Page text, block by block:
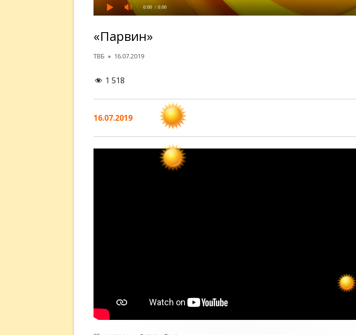
0:00 / 0:00
«Парвин»
Автор
ТВБ Опубликовано
16.07.2019
1 518
16.07.2019